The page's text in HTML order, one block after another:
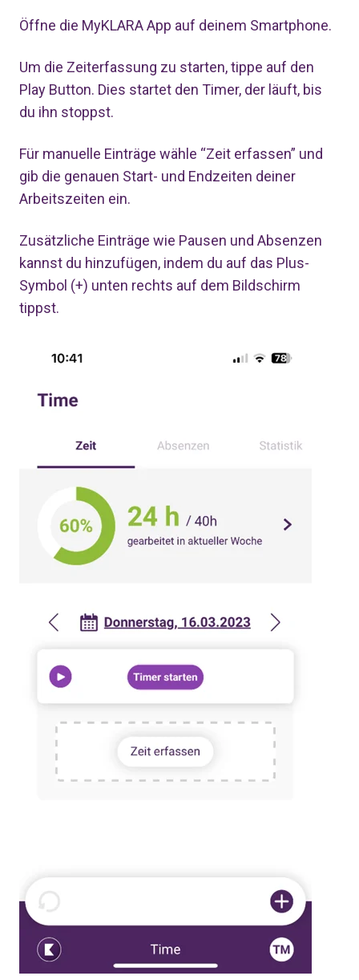
Öffne die MyKLARA App auf deinem Smartphone.
Um die Zeiterfassung zu starten, tippe auf den
Play Button. Dies startet den Timer, der läuft, bis
du ihn stoppst.
Für manuelle Einträge wähle “Zeit erfassen” und
gib die genauen Start- und Endzeiten deiner
Arbeitszeiten ein.
Zusätzliche Einträge wie Pausen und Absenzen
kannst du hinzufügen, indem du auf das Plus-
Symbol (+) unten rechts auf dem Bildschirm
tippst.